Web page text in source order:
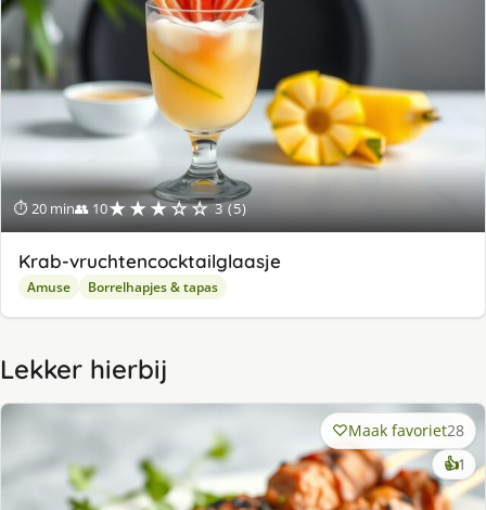
⏱ 20 min👥 10★★★☆☆ 3 (5)
Krab-vruchtencocktailglaasje
Amuse Borrelhapjes & tapas
Lekker hierbij
Maak favoriet28
👍1